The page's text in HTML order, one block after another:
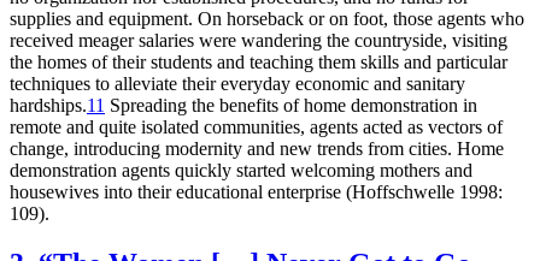
supplies and equipment. On horseback or on foot, those agents who
received meager salaries were wandering the countryside, visiting
the homes of their students and teaching them skills and particular
techniques to alleviate their everyday economic and sanitary
hardships.11 Spreading the benefits of home demonstration in
remote and quite isolated communities, agents acted as vectors of
change, introducing modernity and new trends from cities. Home
demonstration agents quickly started welcoming mothers and
housewives into their educational enterprise (Hoffschwelle 1998:
109).